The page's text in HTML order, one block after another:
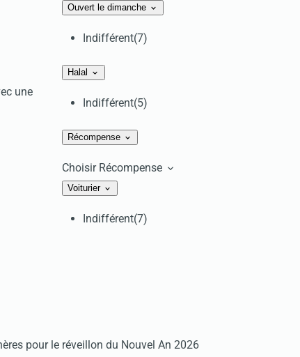
une
Ouvert le dimanche
Indifférent(7)
Halal
Indifférent(5)
Récompense
Choisir Récompense
Voiturier
Indifférent(7)
pour le réveillon du Nouvel An 2026